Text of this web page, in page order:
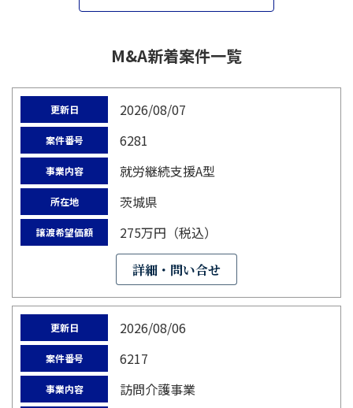
M&A新着案件一覧
更新日 2026/08/07
案件番号 6281
事業内容 就労継続支援A型
所在地 茨城県
譲渡希望価額 275万円（税込）
詳細・問い合せ
更新日 2026/08/06
案件番号 6217
事業内容 訪問介護事業